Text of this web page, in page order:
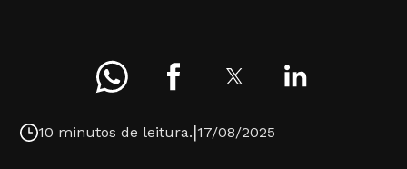
10 minutos de leitura.|17/08/2025